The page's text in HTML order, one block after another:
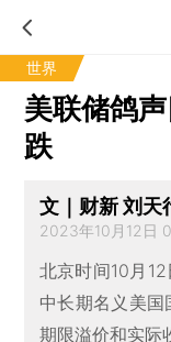
世界
美联储鸽
跌
文｜财新 刘天
2023年10月12日
北京时间10月
中长期名义美
期限溢价和实际